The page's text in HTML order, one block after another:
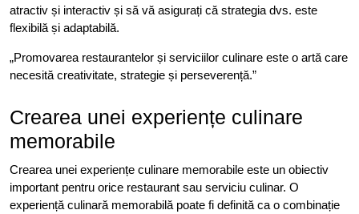
atractiv și interactiv și să vă asigurați că strategia dvs. este
flexibilă și adaptabilă.
„Promovarea restaurantelor și serviciilor culinare este o artă care
necesită creativitate, strategie și perseverență.”
Crearea unei experiențe culinare
memorabile
Crearea unei experiențe culinare memorabile este un obiectiv
important pentru orice restaurant sau serviciu culinar. O
experiență culinară memorabilă poate fi definită ca o combinație